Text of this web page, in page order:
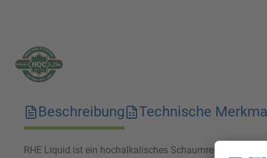
Beschreibung Technische
RHE Liquid ist ein hochalkalisches Schaumreiniger.